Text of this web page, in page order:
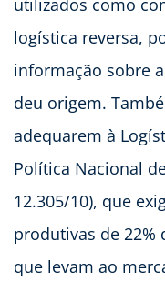
utilizados como
logística reversa,
informação sobre
deu origem.
adequarem à
Política Nacional
12.305/10), que
produtivas de 22%
que levam ao